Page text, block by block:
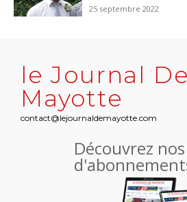
25 septembre 2022
le Journal De
Mayotte
contact@lejournaldemayotte.com
Découvrez